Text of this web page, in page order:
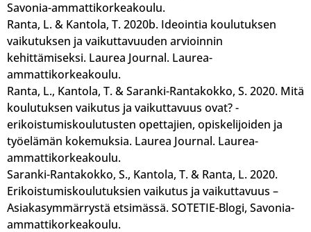
Savonia-ammattikorkeakoulu.
Ranta, L. & Kantola, T. 2020b. Ideointia koulutuksen
vaikutuksen ja vaikuttavuuden arvioinnin
kehittämiseksi. Laurea Journal. Laurea-
ammattikorkeakoulu.
Ranta, L., Kantola, T. & Saranki-Rantakokko, S. 2020. Mitä
koulutuksen vaikutus ja vaikuttavuus ovat? -
erikoistumiskoulutusten opettajien, opiskelijoiden ja
työelämän kokemuksia. Laurea Journal. Laurea-
ammattikorkeakoulu.
Saranki-Rantakokko, S., Kantola, T. & Ranta, L. 2020.
Erikoistumiskoulutuksien vaikutus ja vaikuttavuus –
Asiakasymmärrystä etsimässä. SOTETIE-Blogi, Savonia-
ammattikorkeakoulu.